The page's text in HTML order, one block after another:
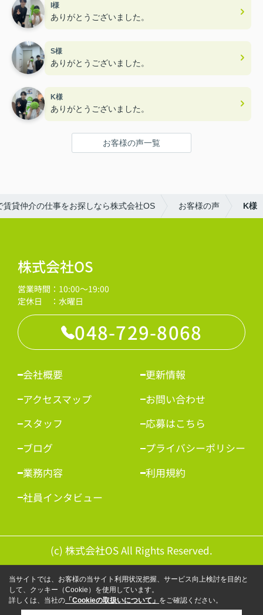
I様
ありがとうございました。
S様
ありがとうございました。
K様
ありがとうございました。
お客様の声一覧
賃貸仲介の仕事をお探しなら株式会社OS お客様の声 K様
株式会社OS
営業時間：10:00～19:00
定休日 ：水曜日
048-729-8068
会社概要
アクセスマップ
スタッフ
ブログ
業務内容
社員インタビュー
更新情報
お問い合わせ
応募はこちら
プライバシーポリシー
利用規約
(c) 株式会社OS All Rights Reserved.
当サイトでは、お客様の当サイト利用状況把握、サービス向上検討を目的と
して、クッキー（Cookie）を使用しています。
詳しくは、当社の 「Cookieの取扱いについて」 をご確認ください。